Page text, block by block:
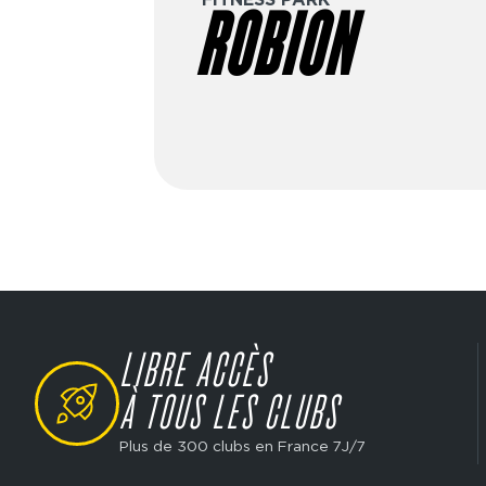
dès 19€/4 semaines, options
premium, etc. Prêt à passer à
ROBION
SVG
LIBRE ACCÈS
À TOUS LES CLUBS
Plus de 300 clubs en France 7J/7